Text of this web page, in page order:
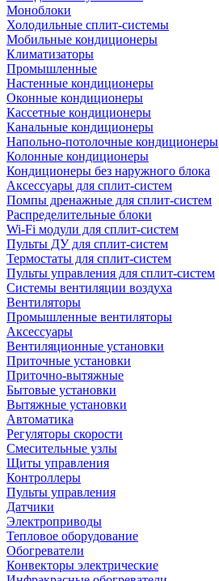
Моноблоки
Холодильные сплит-системы
Мобильные кондиционеры
Климатизаторы
Промышленные
Настенные кондиционеры
Оконные кондиционеры
Кассетные кондиционеры
Канальные кондиционеры
Напольно-потолочные кондиционеры
Колонные кондиционеры
Кондиционеры без наружного блока
Аксессуары для сплит-систем
Помпы дренажные для сплит-систем
Распределительные блоки
Wi-Fi модули для сплит-систем
Пульты ДУ для сплит-систем
Термостаты для сплит-систем
Пульты управления для сплит-систем
Системы вентиляции воздуха
Вентиляторы
Промышленные вентиляторы
Аксессуары
Вентиляционные установки
Приточные установки
Приточно-вытяжные
Бытовые установки
Вытяжные установки
Автоматика
Регуляторы скорости
Смесительные узлы
Щиты управления
Контроллеры
Пульты управления
Датчики
Электроприводы
Тепловое оборудование
Обогреватели
Конвекторы электрические